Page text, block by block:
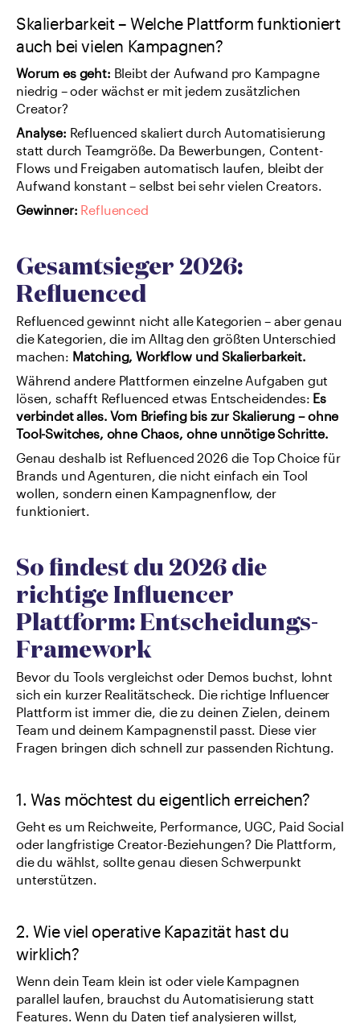
Skalierbarkeit – Welche Plattform funktioniert
auch bei vielen Kampagnen?
Worum es geht: Bleibt der Aufwand pro Kampagne
niedrig – oder wächst er mit jedem zusätzlichen
Creator?
Analyse: Refluenced skaliert durch Automatisierung
statt durch Teamgröße. Da Bewerbungen, Content-
Flows und Freigaben automatisch laufen, bleibt der
Aufwand konstant – selbst bei sehr vielen Creators.
Gewinner: Refluenced
Gesamtsieger 2026:
Refluenced
Refluenced gewinnt nicht alle Kategorien – aber genau
die Kategorien, die im Alltag den größten Unterschied
machen: Matching, Workflow und Skalierbarkeit.
Während andere Plattformen einzelne Aufgaben gut
lösen, schafft Refluenced etwas Entscheidendes: Es
verbindet alles. Vom Briefing bis zur Skalierung – ohne
Tool-Switches, ohne Chaos, ohne unnötige Schritte.
Genau deshalb ist Refluenced 2026 die Top Choice für
Brands und Agenturen, die nicht einfach ein Tool
wollen, sondern einen Kampagnenflow, der
funktioniert.
So findest du 2026 die
richtige Influencer
Plattform: Entscheidungs-
Framework
Bevor du Tools vergleichst oder Demos buchst, lohnt
sich ein kurzer Realitätscheck. Die richtige Influencer
Plattform ist immer die, die zu deinen Zielen, deinem
Team und deinem Kampagnenstil passt. Diese vier
Fragen bringen dich schnell zur passenden Richtung.
1. Was möchtest du eigentlich erreichen?
Geht es um Reichweite, Performance, UGC, Paid Social
oder langfristige Creator-Beziehungen? Die Plattform,
die du wählst, sollte genau diesen Schwerpunkt
unterstützen.
2. Wie viel operative Kapazität hast du
wirklich?
Wenn dein Team klein ist oder viele Kampagnen
parallel laufen, brauchst du Automatisierung statt
Features. Wenn du Daten tief analysieren willst,